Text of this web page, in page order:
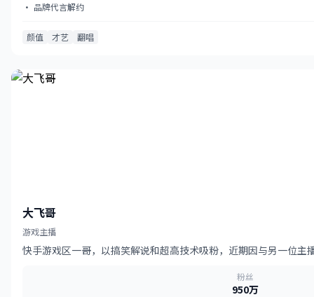
· 品牌代言解约
颜值 才艺 翻唱
大飞哥
游戏主播
快手游戏区一哥，以搞笑解说和超高技术吸粉，近期因与另一位主
粉丝
950万